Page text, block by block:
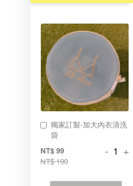
獨家訂製-加大內衣清洗
袋
NT$ 99
NT$ 190
- +